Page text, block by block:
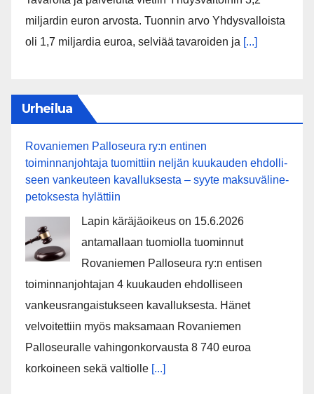
miljardin euron arvosta. Tuonnin arvo Yhdysvalloista
oli 1,7 miljardia euroa, selviää tavaroiden ja [...]
Urheilua
Rovaniemen Palloseura ry:n entinen
toiminnanjohtaja tuo­mit­tiin neljän kuu­kau­den eh­dol­li­
seen van­keu­teen ka­val­luk­ses­ta – syyte mak­su­vä­li­ne­
pe­tok­ses­ta hy­lät­tiin
Lapin käräjäoikeus on 15.6.2026
antamallaan tuomiolla tuominnut
Rovaniemen Palloseura ry:n entisen
toiminnanjohtajan 4 kuukauden ehdolliseen
vankeusrangaistukseen kavalluksesta. Hänet
velvoitettiin myös maksamaan Rovaniemen
Palloseuralle vahingonkorvausta 8 740 euroa
korkoineen sekä valtiolle [...]